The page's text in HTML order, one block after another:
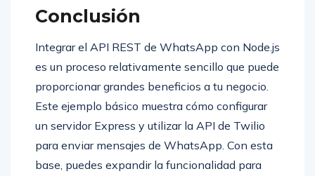
Conclusión
Integrar el API REST de WhatsApp con Node.js
es un proceso relativamente sencillo que puede
proporcionar grandes beneficios a tu negocio.
Este ejemplo básico muestra cómo configurar
un servidor Express y utilizar la API de Twilio
para enviar mensajes de WhatsApp. Con esta
base, puedes expandir la funcionalidad para